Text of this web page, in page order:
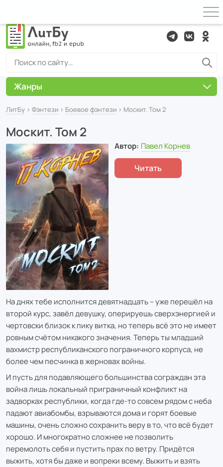
ЛитБу › Фэнтези › Боевое фэнтези › Москит. Том 2
Москит. Том 2
Автор: Павел Корнев
Читать
На днях тебе исполнится девятнадцать – уже перешёл на
второй курс, завёл девушку, оперируешь сверхэнергией и
чертовски близок к пику витка, но теперь всё это не имеет
ровным счётом никакого значения. Теперь ты младший
вахмистр республиканского пограничного корпуса, не
более чем песчинка в жерновах войны.
И пусть для подавляющего большинства сограждан эта
война лишь локальный приграничный конфликт на
задворках республики, когда где-то совсем рядом с неба
падают авиабомбы, взрываются дома и горят боевые
машины, очень сложно сохранить веру в то, что всё будет
хорошо. И многократно сложнее не позволить
перемолоть себя и пустить прах по ветру. Придётся
выжить, хотя бы даже и вопреки всему. Выжить и взять
Жанры